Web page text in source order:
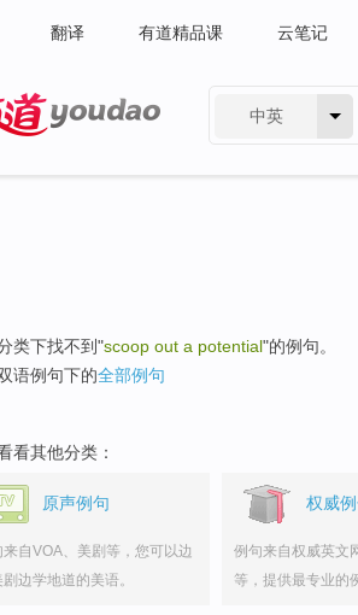
翻译 有道精品课 云笔记
中英
类下找不到"scoop out a potential"的例句。
语例句下的全部例句
看其他分类：
原声例句
来自VOA、美剧等，您可以边
边学地道的美语。
权威
例句来自权威英文
等，提供最专业的